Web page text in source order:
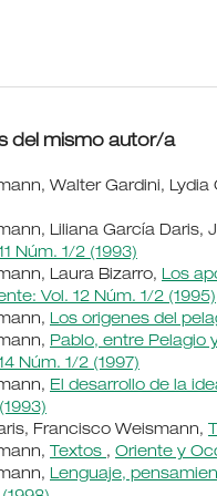
del mismo autor/a
Walter Gardini, Lydia
Liliana García Daris,
Núm. 1/2 (1993)
Laura Bizarro, Los
Vol. 12 Núm. 1/2 (1995)
Los origenes del
Pablo, entre Pelagio
Núm. 1/2 (1997)
El desarrollo de la
Francisco Weismann,
Textos , Oriente y
Lenguaje,